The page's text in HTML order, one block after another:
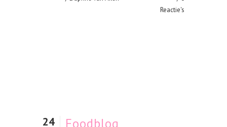
Reactie's
24
Foodblog